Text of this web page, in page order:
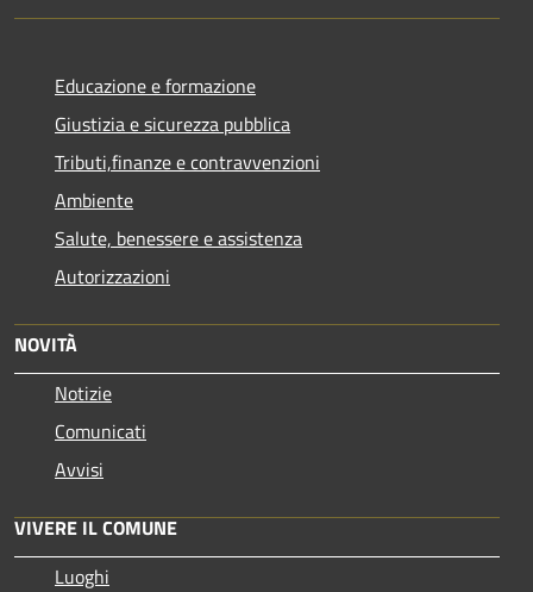
Educazione e formazione
Giustizia e sicurezza pubblica
Tributi,finanze e contravvenzioni
Ambiente
Salute, benessere e assistenza
Autorizzazioni
NOVITÀ
Notizie
Comunicati
Avvisi
VIVERE IL COMUNE
Luoghi